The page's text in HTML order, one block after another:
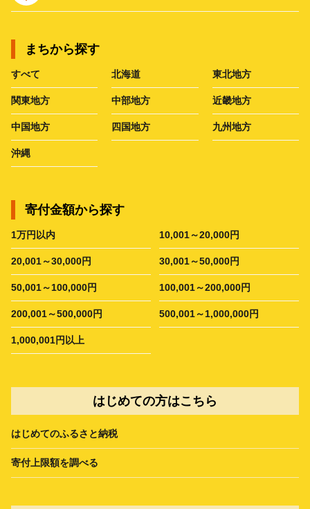
まちから探す
すべて 北海道 東北地方
関東地方 中部地方 近畿地方
中国地方 四国地方 九州地方
沖縄
寄付金額から探す
1万円以内 10,001～20,000円
20,001～30,000円 30,001～50,000円
50,001～100,000円 100,001～200,000円
200,001～500,000円 500,001～1,000,000円
1,000,001円以上
はじめての方はこちら
はじめてのふるさと納税
寄付上限額を調べる